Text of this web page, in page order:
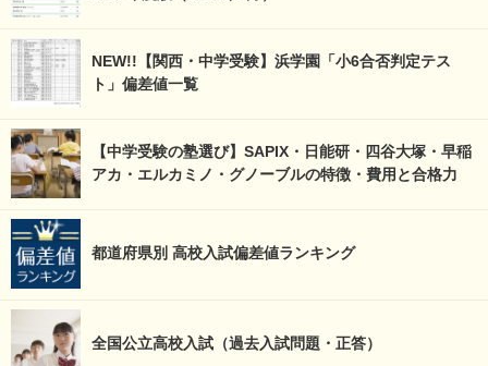
NEW!!【関西・中学受験】浜学園「小6合否判定テス
ト」偏差値一覧
【中学受験の塾選び】SAPIX・日能研・四谷大塚・早稲
アカ・エルカミノ・グノーブルの特徴・費用と合格力
都道府県別 高校入試偏差値ランキング
全国公立高校入試（過去入試問題・正答）